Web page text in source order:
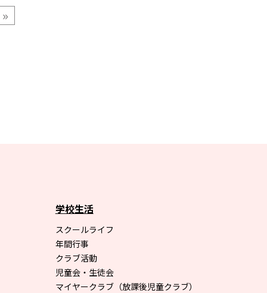
»
学校生活
スクールライフ
年間行事
クラブ活動
児童会・生徒会
マイヤークラブ（放課後児童クラブ）